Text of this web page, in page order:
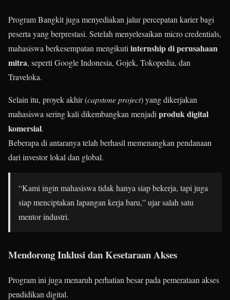
Program Bangkit juga menyediakan jalur percepatan karier bagi
peserta yang berprestasi. Setelah menyelesaikan micro credentials,
mahasiswa berkesempatan mengikuti internship di perusahaan
mitra, seperti Google Indonesia, Gojek, Tokopedia, dan
Traveloka.
Selain itu, proyek akhir (capstone project) yang dikerjakan
mahasiswa sering kali dikembangkan menjadi produk digital
komersial.
Beberapa di antaranya telah berhasil memenangkan pendanaan
dari investor lokal dan global.
“Kami ingin mahasiswa tidak hanya siap bekerja, tapi juga
siap menciptakan lapangan kerja baru,” ujar salah satu
mentor industri.
Mendorong Inklusi dan Kesetaraan Akses
Program ini juga menaruh perhatian besar pada pemerataan akses
pendidikan digital.